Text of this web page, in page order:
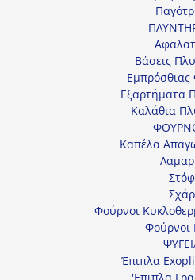
Βάσεις
Εξαρτήματα
Καλάθια
Καπέλα
Φούρνοι
Φούρνοι
Έπιπλα
'Επιπλα